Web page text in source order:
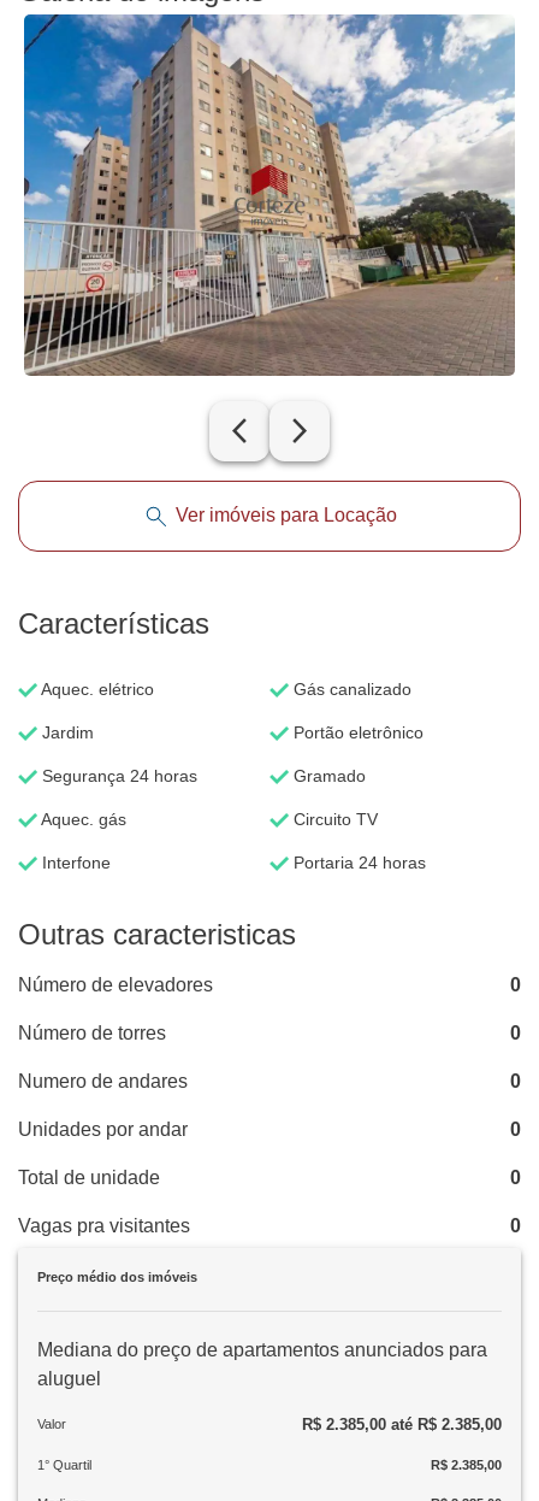
arrow_back_ios_new arrow_forward_ios
Ver imóveis para Locação
Características
Aquec. elétrico Gás canalizado
Jardim Portão eletrônico
Segurança 24 horas Gramado
Aquec. gás Circuito TV
Interfone Portaria 24 horas
Outras caracteristicas
Número de elevadores 0
Número de torres 0
Numero de andares 0
Unidades por andar 0
Total de unidade 0
Vagas pra visitantes 0
Preço médio dos imóveis
Mediana do preço de apartamentos anunciados para
aluguel
Valor R$ 2.385,00 até R$ 2.385,00
1° Quartil R$ 2.385,00